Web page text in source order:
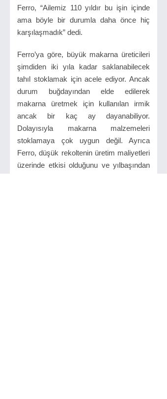
Ferro, “Ailemiz 110 yıldır bu işin içinde
ama böyle bir durumla daha önce hiç
karşılaşmadık” dedi.
Ferro’ya göre, büyük makarna üreticileri
şimdiden iki yıla kadar saklanabilecek
tahıl stoklamak için acele ediyor. Ancak
durum buğdayından elde edilerek
makarna üretmek için kullanılan irmik
ancak bir kaç ay dayanabiliyor.
Dolayısıyla makarna malzemeleri
stoklamaya çok uygun değil. Ayrıca
Ferro, düşük rekoltenin üretim maliyetleri
üzerinde etkisi olduğunu ve yılbaşından